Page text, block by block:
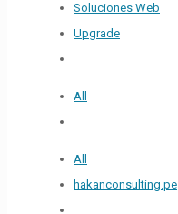
Soluciones Web
Upgrade
All
All
hakanconsulting.pe